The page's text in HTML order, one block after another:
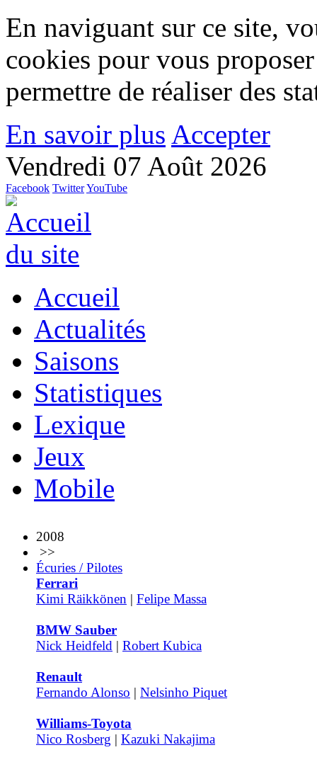
En naviguant sur ce site,
cookies pour vous
permettre de réaliser des
En savoir plus Accepter
Vendredi 07 Août 2026
Facebook TwitterYouTube
Accueil
Actualités
Saisons
Statistiques
Lexique
Jeux
Mobile
2008
>>
Écuries / Pilotes
Ferrari
Kimi Räikkönen | Felipe Massa
BMW Sauber
Nick Heidfeld | Robert Kubica
Renault
Fernando Alonso | Nelsinho Piquet
Williams-Toyota
Nico Rosberg | Kazuki Nakajima